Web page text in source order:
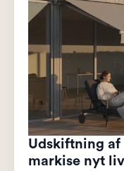
Udskiftning
markise nyt